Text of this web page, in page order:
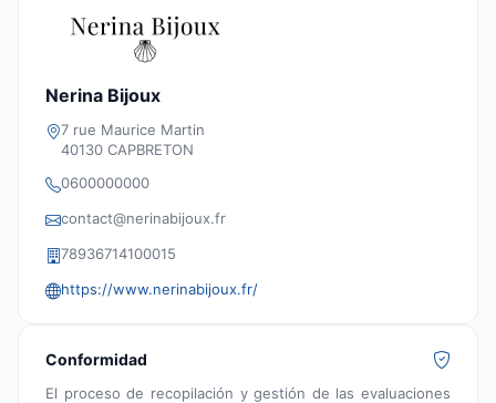
Nerina Bijoux
7 rue Maurice Martin
40130 CAPBRETON
0600000000
contact@nerinabijoux.fr
78936714100015
https://www.nerinabijoux.fr/
Conformidad
El proceso de recopilación y gestión de las evaluaciones